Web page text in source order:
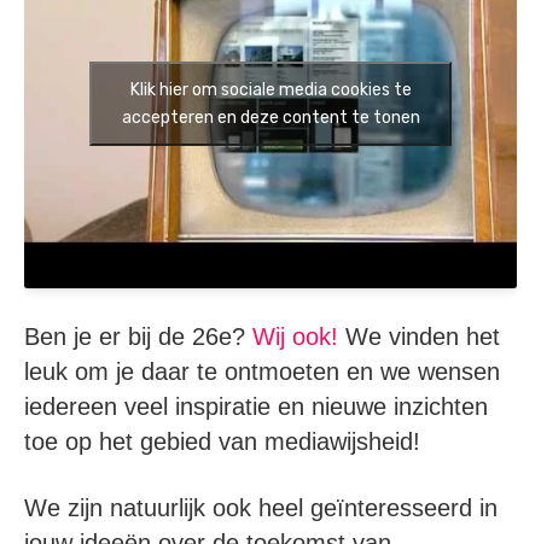
Klik hier om sociale media cookies te
accepteren en deze content te tonen
Ben je er bij de 26e? Wij ook! We vinden het
leuk om je daar te ontmoeten en we wensen
iedereen veel inspiratie en nieuwe inzichten
toe op het gebied van mediawijsheid!
We zijn natuurlijk ook heel geïnteresseerd in